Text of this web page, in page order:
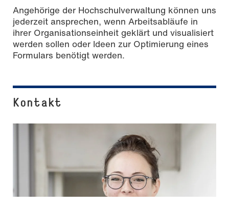
Angehörige der Hochschulverwaltung können uns
jederzeit ansprechen, wenn Arbeitsabläufe in
ihrer Organisationseinheit geklärt und visualisiert
werden sollen oder Ideen zur Optimierung eines
Formulars benötigt werden.
Kontakt